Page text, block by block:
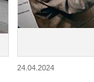
24.04.2024